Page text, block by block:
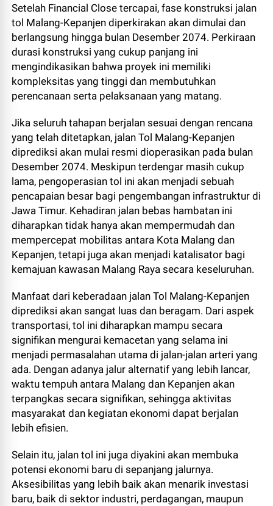
Setelah Financial Close tercapai, fase konstruksi jalan
tol Malang-Kepanjen diperkirakan akan dimulai dan
berlangsung hingga bulan Desember 2074. Perkiraan
durasi konstruksi yang cukup panjang ini
mengindikasikan bahwa proyek ini memiliki
kompleksitas yang tinggi dan membutuhkan
perencanaan serta pelaksanaan yang matang.
Jika seluruh tahapan berjalan sesuai dengan rencana
yang telah ditetapkan, jalan Tol Malang-Kepanjen
diprediksi akan mulai resmi dioperasikan pada bulan
Desember 2074. Meskipun terdengar masih cukup
lama, pengoperasian tol ini akan menjadi sebuah
pencapaian besar bagi pengembangan infrastruktur di
Jawa Timur. Kehadiran jalan bebas hambatan ini
diharapkan tidak hanya akan mempermudah dan
mempercepat mobilitas antara Kota Malang dan
Kepanjen, tetapi juga akan menjadi katalisator bagi
kemajuan kawasan Malang Raya secara keseluruhan.
Manfaat dari keberadaan jalan Tol Malang-Kepanjen
diprediksi akan sangat luas dan beragam. Dari aspek
transportasi, tol ini diharapkan mampu secara
signifikan mengurai kemacetan yang selama ini
menjadi permasalahan utama di jalan-jalan arteri yang
ada. Dengan adanya jalur alternatif yang lebih lancar,
waktu tempuh antara Malang dan Kepanjen akan
terpangkas secara signifikan, sehingga aktivitas
masyarakat dan kegiatan ekonomi dapat berjalan
lebih efisien.
Selain itu, jalan tol ini juga diyakini akan membuka
potensi ekonomi baru di sepanjang jalurnya.
Aksesibilitas yang lebih baik akan menarik investasi
baru, baik di sektor industri, perdagangan, maupun